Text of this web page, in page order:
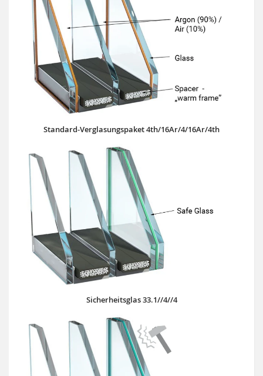
Standard-Verglasungspaket 4th/16Ar/4/16Ar/4th
Sicherheitsglas 33.1//4//4